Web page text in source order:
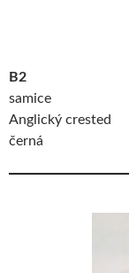
B2
samice
Anglický crested
černá